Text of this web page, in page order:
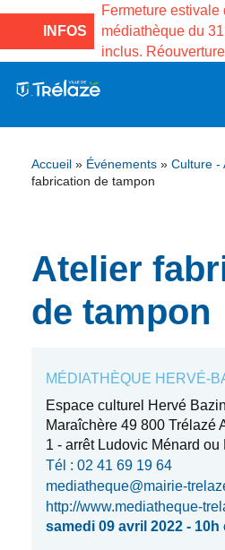
INFOS
la Maison des
de Gama du
Fermeture estivale
médiathèque du
inclus.
Projets
– Jumelage
Accueil » Événements » Culture -
fabrication de tampon
Atelier
de tampon
MÉDIATHÈQUE HERVÉ-
Espace culturel Hervé
Maraîchère 49 800 Trélazé
1 - arrêt Ludovic Ménard ou
Tél : 02 41 69 19 64
mediatheque@mairie-
http://www.mediatheque-
samedi 09 avril 2022 - 10h